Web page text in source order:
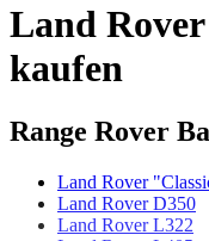
Land
kaufen
Range Rover
Land Rover
Land Rover D350
Land Rover L322